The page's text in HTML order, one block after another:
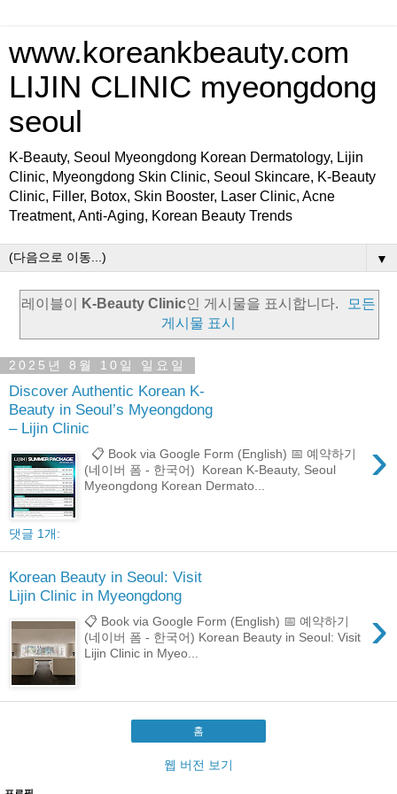
www.koreankbeauty.com
LIJIN CLINIC myeongdong
seoul
K-Beauty, Seoul Myeongdong Korean Dermatology, Lijin
Clinic, Myeongdong Skin Clinic, Seoul Skincare, K-Beauty
Clinic, Filler, Botox, Skin Booster, Laser Clinic, Acne
Treatment, Anti-Aging, Korean Beauty Trends
▼
레이블이 K-Beauty Clinic인 게시물을 표시합니다.
모든
게시물 표시
2025년 8월 10일 일요일
Discover Authentic Korean K-
Beauty in Seoul’s Myeongdong
– Lijin Clinic
›
📋 Book via Google Form (English) 📅 예약하기
(네이버 폼 - 한국어) Korean K-Beauty, Seoul
Myeongdong Korean Dermato...
댓글 1개:
Korean Beauty in Seoul: Visit
Lijin Clinic in Myeongdong
›
📋 Book via Google Form (English) 📅 예약하기
(네이버 폼 - 한국어) Korean Beauty in Seoul: Visit
Lijin Clinic in Myeo...
홈
웹 버전 보기